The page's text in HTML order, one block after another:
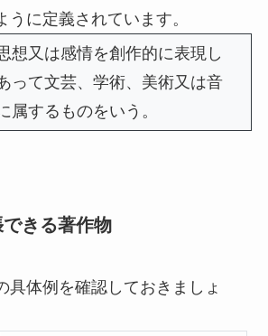
うに定義されています。
想又は感情を創作的に表現し
って文芸、学術、美術又は音
属するものをいう。
きる著作物
具体例を確認しておきましょ